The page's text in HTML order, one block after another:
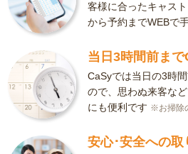
客様に合ったキャス
から予約までWEBで
当日3時間前まで
CaSyでは当日の3時
ので、思わぬ来客な
にも便利です ※お掃除
安心･安全への取